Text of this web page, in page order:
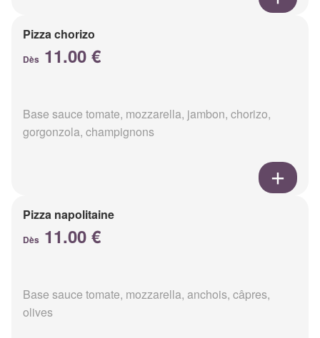
Pizza chorizo
Dès 11.00 €
Base sauce tomate, mozzarella, jambon, chorizo,
gorgonzola, champignons
Pizza napolitaine
Dès 11.00 €
Base sauce tomate, mozzarella, anchois, câpres,
olives